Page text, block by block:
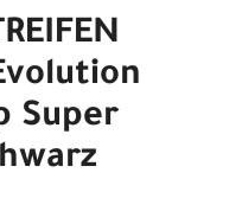
Super